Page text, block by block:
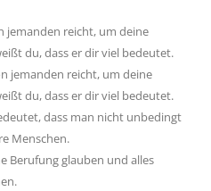
jemanden reicht, um deine
du, dass er dir viel bedeutet.
jemanden reicht, um deine
du, dass er dir viel bedeutet.
dass man nicht unbedingt
Menschen.
Berufung glauben und alles